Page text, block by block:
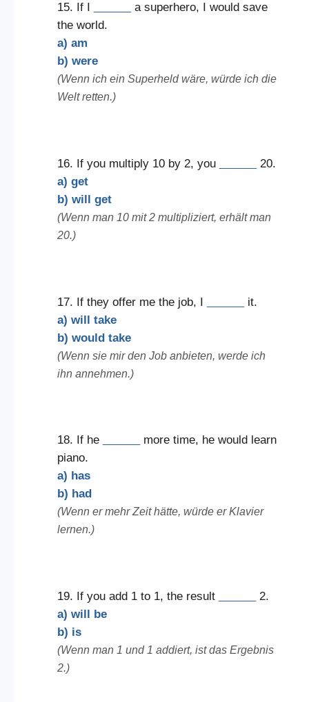
15. If I
a superhero, I would save
the world.
a) am
b) were
(Wenn ich ein Superheld wäre, würde ich die
Welt retten.)
16. If you multiply 10 by 2, you
20.
a) get
b) will get
(Wenn man 10 mit 2 multipliziert, erhält man
20.)
17. If they offer me the job, I
it.
a) will take
b) would take
(Wenn sie mir den Job anbieten, werde ich
ihn annehmen.)
18. If he
more time, he would learn
piano.
a) has
b) had
(Wenn er mehr Zeit hätte, würde er Klavier
lernen.)
19. If you add 1 to 1, the result
2.
a) will be
b) is
(Wenn man 1 und 1 addiert, ist das Ergebnis
2.)